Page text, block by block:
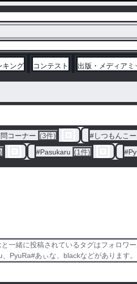
キング コンテスト 出版・メディアミ
コーナー (3件) #しつもんこ
#Pasukaru (1件) #
一緒に投稿されているタグはフォロ
PyuRa#あぃな、blackなどがあります